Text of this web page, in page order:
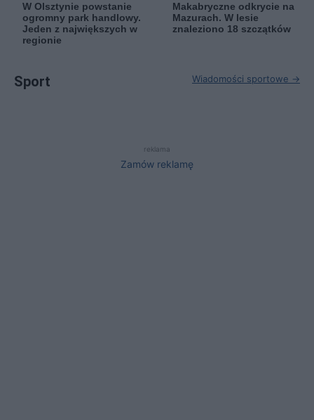
W Olsztynie powstanie
ogromny park handlowy.
Jeden z największych w
regionie
Makabryczne odkrycie na
Mazurach. W lesie
znaleziono 18 szczątków
Sport Wiadomości sportowe →
reklama
Zamów reklamę